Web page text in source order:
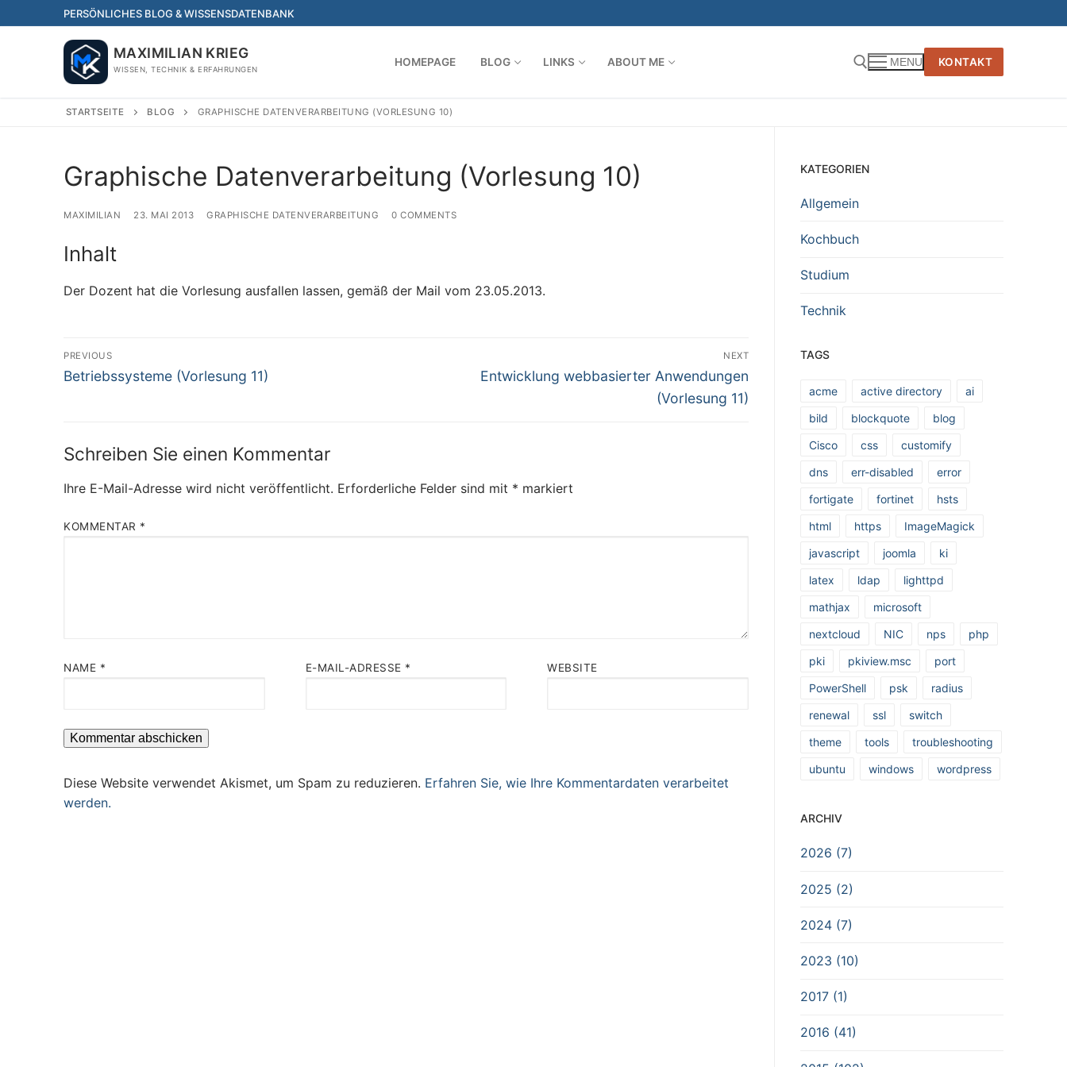
to
PERSÖNLICHES BLOG & WISSENSDATENBANK
MAXIMILIAN KRIEG
WISSEN, TECHNIK & ERFAHRUNGEN
HOMEPAGE BLOG LINKS ABOUT ME MENU KONTAKT
STARTSEITE BLOG GRAPHISCHE DATENVERARBEITUNG (VORLESUNG 10)
Graphische Datenverarbeitung (Vorlesung 10)
MAXIMILIAN 23. MAI 2013 GRAPHISCHE DATENVERARBEITUNG 0 COMMENTS
Inhalt
Der Dozent hat die Vorlesung ausfallen lassen, gemäß der Mail vom 23.05.2013.
Beitragsnavigation
PREVIOUS
Previous
Betriebssysteme (Vorlesung 11)
NEXT
Next
Entwicklung webbasierter Anwendungen
(Vorlesung 11)
Schreiben Sie einen Kommentar
Ihre E-Mail-Adresse wird nicht veröffentlicht. Erforderliche Felder sind mit * markiert
KOMMENTAR *
NAME * E-MAIL-ADRESSE * WEBSITE
Diese Website verwendet Akismet, um Spam zu reduzieren. Erfahren Sie, wie Ihre Kommentardaten verarbeitet
werden.
KATEGORIEN
Allgemein
Kochbuch
Studium
Technik
TAGS
acme active directory
ai
bild
blockquote
blog
Cisco
css
customify
dns
err-disabled
error
fortigate
fortinet
hsts
html
https
ImageMagick
javascript
joomla
ki
latex
ldap
lighttpd
mathjax
microsoft
nextcloud
NIC nps
php
pki
pkiview.msc
port
PowerShell
psk
radius
renewal
ssl
switch
theme
tools
troubleshooting
ubuntu
windows wordpress
ARCHIV
2026 (7)
2025 (2)
2024 (7)
2023 (10)
2017 (1)
2016 (41)